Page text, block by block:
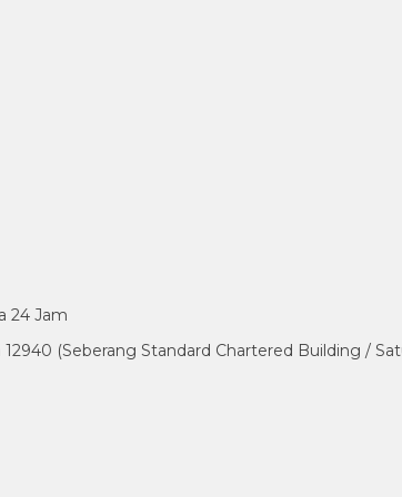
24 Jam
(Seberang Standard Chartered Building /